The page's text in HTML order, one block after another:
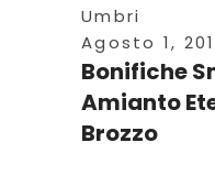
Umbri
Agosto 1,
Bonifiche
Amianto
Brozzo